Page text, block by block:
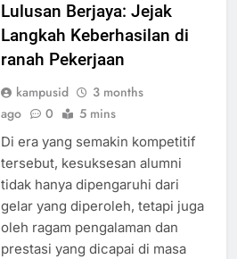
Lulusan Berjaya: Jejak
Langkah Keberhasilan di
ranah Pekerjaan
kampusid
3 months
ago
0 5 mins
Di era yang semakin kompetitif
tersebut, kesuksesan alumni
tidak hanya dipengaruhi dari
gelar yang diperoleh, tetapi juga
oleh ragam pengalaman dan
prestasi yang dicapai di masa